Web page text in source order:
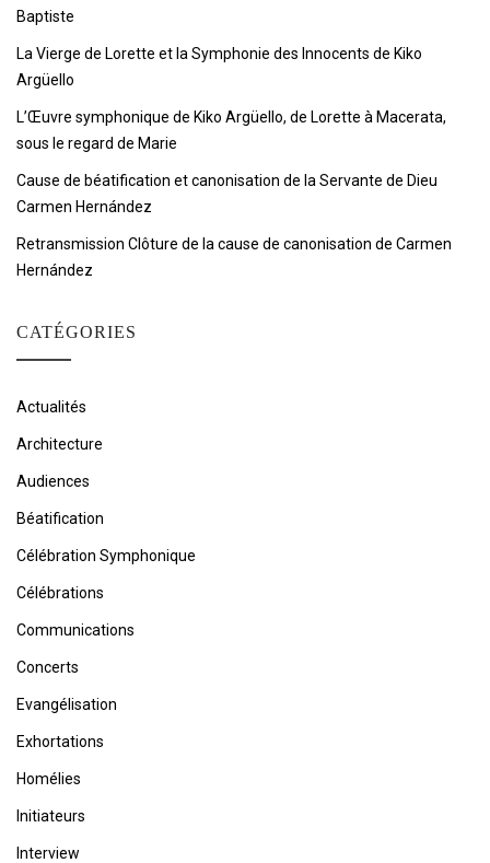
Baptiste
La Vierge de Lorette et la Symphonie des Innocents de Kiko
Argüello
L’Œuvre symphonique de Kiko Argüello, de Lorette à Macerata,
sous le regard de Marie
Cause de béatification et canonisation de la Servante de Dieu
Carmen Hernández
Retransmission Clôture de la cause de canonisation de Carmen
Hernández
CATÉGORIES
Actualités
Architecture
Audiences
Béatification
Célébration Symphonique
Célébrations
Communications
Concerts
Evangélisation
Exhortations
Homélies
Initiateurs
Interview